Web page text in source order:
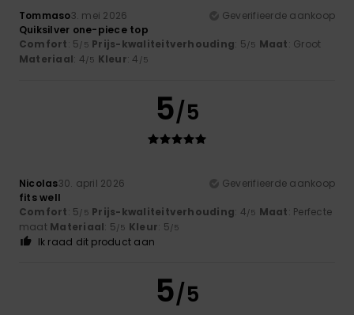
Tommaso3. mei 2026
Geverifieerde aankoop
Quiksilver one-piece top
Comfort: 5/5 Prijs-kwaliteitverhouding: 5/5 Maat: Groot
Materiaal: 4/5 Kleur: 4 /5
5/5
Nicolas30. april 2026
Geverifieerde aankoop
fits well
Comfort: 5/5 Prijs-kwaliteitverhouding: 4/5 Maat: Perfecte
maat Materiaal: 5/5 Kleur: 5/5
Ik raad dit product aan
5/5